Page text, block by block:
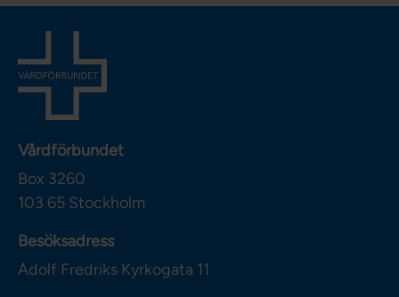
Vårdförbundet
Box 3260
103 65 Stockholm
Besöksadress
Adolf Fredriks Kyrkogata 11